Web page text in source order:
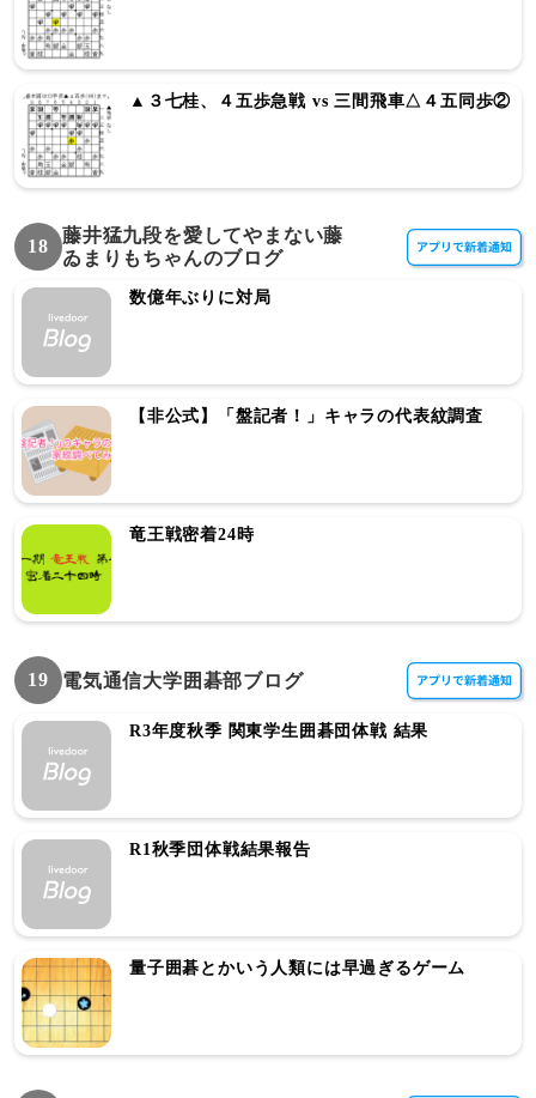
▲３七桂、４五歩急戦 vs 三間飛車△４五同歩②
18
藤井猛九段を愛してやまない藤
ゐまりもちゃんのブログ
数億年ぶりに対局
【非公式】「盤記者！」キャラの代表紋調査
竜王戦密着24時
19 電気通信大学囲碁部ブログ
R3年度秋季 関東学生囲碁団体戦 結果
R1秋季団体戦結果報告
量子囲碁とかいう人類には早過ぎるゲーム